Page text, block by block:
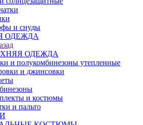
и снуды
ОДЕЖДА
ОДЕЖДА
и полукомбинезоны утепленные
и джинсовки
и костюмы
и пальто